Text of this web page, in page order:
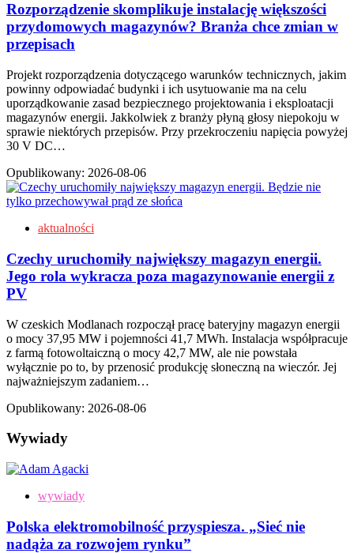
Rozporządzenie skomplikuje instalację większości
przydomowych magazynów? Branża chce zmian w
przepisach
Projekt rozporządzenia dotyczącego warunków technicznych, jakim
powinny odpowiadać budynki i ich usytuowanie ma na celu
uporządkowanie zasad bezpiecznego projektowania i eksploatacji
magazynów energii. Jakkolwiek z branży płyną głosy niepokoju w
sprawie niektórych przepisów. Przy przekroczeniu napięcia powyżej
30 V DC…
Opublikowany: 2026-08-06
aktualności
Czechy uruchomiły największy magazyn energii.
Jego rola wykracza poza magazynowanie energii z
PV
W czeskich Modlanach rozpoczął pracę bateryjny magazyn energii
o mocy 37,95 MW i pojemności 41,7 MWh. Instalacja współpracuje
z farmą fotowoltaiczną o mocy 42,7 MW, ale nie powstała
wyłącznie po to, by przenosić produkcję słoneczną na wieczór. Jej
najważniejszym zadaniem…
Opublikowany: 2026-08-06
Wywiady
wywiady
Polska elektromobilność przyspiesza. „Sieć nie
nadąża za rozwojem rynku”